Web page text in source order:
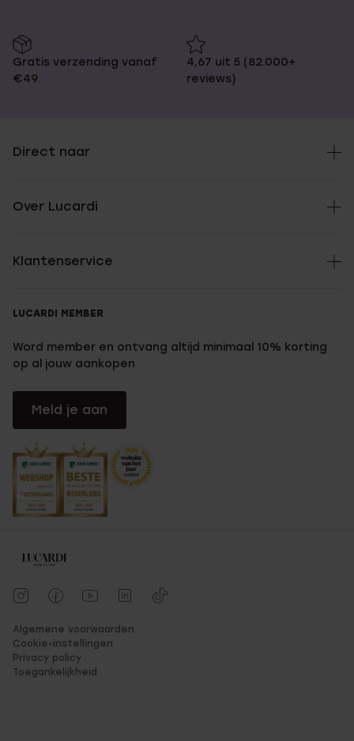
Gratis verzending vanaf
€49
4,67 uit 5 (82.000+
reviews)
Direct naar
Over Lucardi
Klantenservice
LUCARDI MEMBER
Word member en ontvang altijd minimaal 10% korting
op al jouw aankopen
Meld je aan
Algemene voorwaarden
Cookie-instellingen
Privacy policy
Toegankelijkheid